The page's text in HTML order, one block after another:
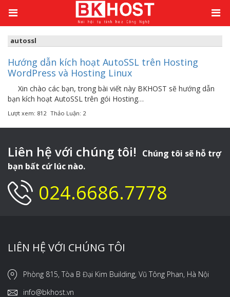
Kiến thức
autossl
Hướng dẫn kích hoạt AutoSSL trên Hosting
WordPress và Hosting Linux
Xin chào các bạn, trong bài viết này BKHOST sẽ hướng dẫn
bạn kích hoạt AutoSSL trên gói Hosting…
Lượt xem: 812 Thảo Luận: 2
Liên hệ với chúng tôi!
Chúng tôi sẽ hỗ trợ
bạn bất cứ lúc nào.
024.6686.7778
LIÊN HỆ VỚI CHÚNG TÔI
Phòng 815, Tòa B Đại Kim Building, Vũ Tông Phan, Hà Nội
info@bkhost.vn